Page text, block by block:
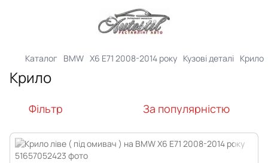
Каталог BMW X6 E71 2008-2014 року Кузові деталі Крило
Крило
Фільтр За популярністю